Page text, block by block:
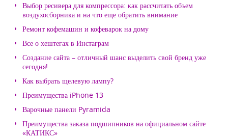
Выбор ресивера для компрессора: как рассчитать объем
воздухосборника и на что еще обратить внимание
Ремонт кофемашин и кофеварок на дому
Все о хештегах в Инстаграм
Создание сайта – отличный шанс выделить свой бренд уже
сегодня!
Как выбрать щелевую лампу?
Преимущества iPhone 13
Варочные панели Pyramida
Преимущества заказа подшипников на официальном сайте
«КАТИКС»